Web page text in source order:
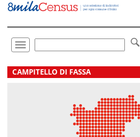
Vai
direttamente
Toggle
navigation
.
CAMPITELLO DI FASSA